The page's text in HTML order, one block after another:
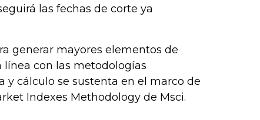
las fechas de corte ya
generar mayores elementos de
con las metodologías
y cálculo se sustenta en el marco de
Indexes Methodology de Msci.